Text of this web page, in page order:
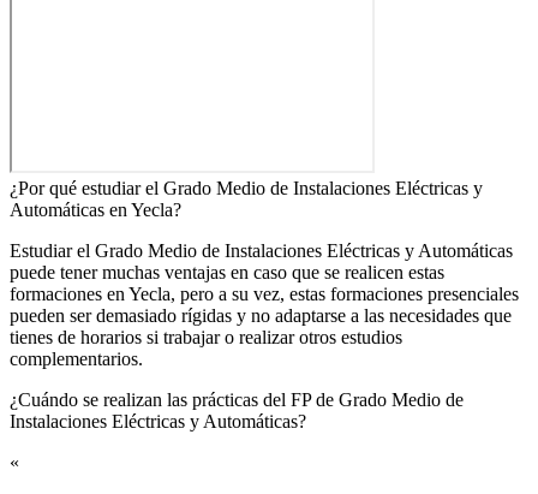
¿Por qué estudiar el Grado Medio de Instalaciones Eléctricas y
Automáticas en Yecla?
Estudiar el Grado Medio de Instalaciones Eléctricas y Automáticas
puede tener muchas ventajas en caso que se realicen estas
formaciones en Yecla, pero a su vez, estas formaciones presenciales
pueden ser demasiado rígidas y no adaptarse a las necesidades que
tienes de horarios si trabajar o realizar otros estudios
complementarios.
¿Cuándo se realizan las prácticas del FP de Grado Medio de
Instalaciones Eléctricas y Automáticas?​
«